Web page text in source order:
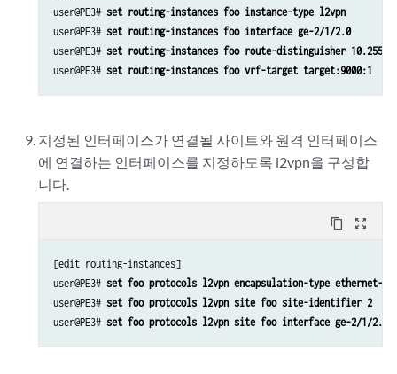
user@PE3# set routing-instances foo instance-type l2vpn
user@PE3# set routing-instances foo interface ge-2/1/2.0
user@PE3# set routing-instances foo route-distinguisher
user@PE3# set routing-instances foo vrf-target target:9000:1
지정된 인터페이스가 연결될 사이트와 원격 인터페이스
에 연결하는 인터페이스를 지정하도록 l2vpn을 구성합
니다.
content_copy zoom_out_map
[edit routing-instances]
user@PE3# set foo protocols l2vpn encapsulation-type ethernet-
user@PE3# set foo protocols l2vpn site foo site-identifier 2
user@PE3# set foo protocols l2vpn site foo interface ge-2/1/2.0